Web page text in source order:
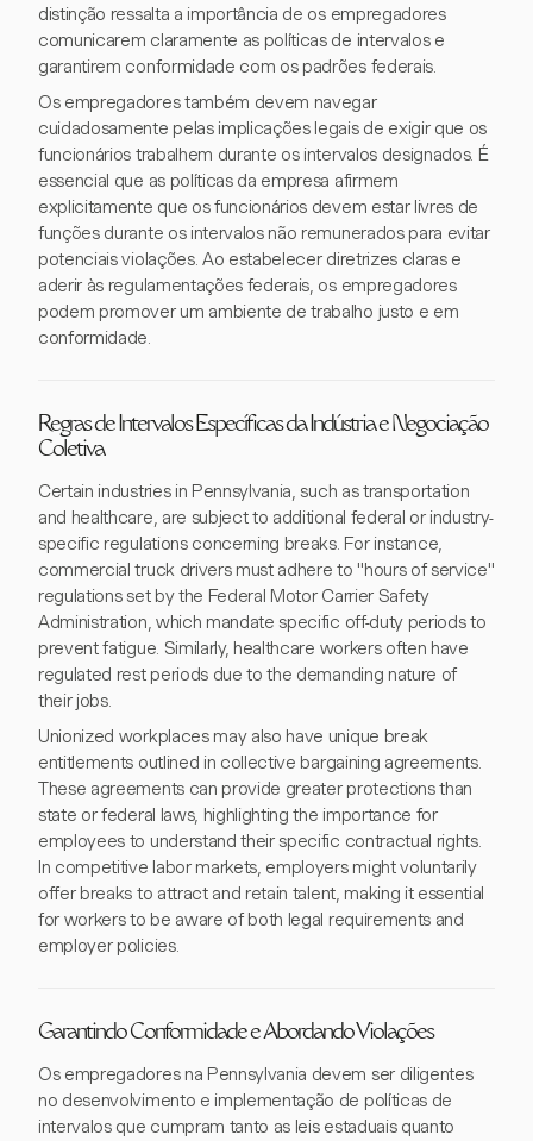
distinção ressalta a importância de os empregadores
comunicarem claramente as políticas de intervalos e
garantirem conformidade com os padrões federais.
Os empregadores também devem navegar
cuidadosamente pelas implicações legais de exigir que os
funcionários trabalhem durante os intervalos designados. É
essencial que as políticas da empresa afirmem
explicitamente que os funcionários devem estar livres de
funções durante os intervalos não remunerados para evitar
potenciais violações. Ao estabelecer diretrizes claras e
aderir às regulamentações federais, os empregadores
podem promover um ambiente de trabalho justo e em
conformidade.
Regras de Intervalos Específicas da Indústria e Negociação
Coletiva
Certain industries in Pennsylvania, such as transportation
and healthcare, are subject to additional federal or industry-
specific regulations concerning breaks. For instance,
commercial truck drivers must adhere to "hours of service"
regulations set by the Federal Motor Carrier Safety
Administration, which mandate specific off-duty periods to
prevent fatigue. Similarly, healthcare workers often have
regulated rest periods due to the demanding nature of
their jobs.
Unionized workplaces may also have unique break
entitlements outlined in collective bargaining agreements.
These agreements can provide greater protections than
state or federal laws, highlighting the importance for
employees to understand their specific contractual rights.
In competitive labor markets, employers might voluntarily
offer breaks to attract and retain talent, making it essential
for workers to be aware of both legal requirements and
employer policies.
Garantindo Conformidade e Abordando Violações
Os empregadores na Pennsylvania devem ser diligentes
no desenvolvimento e implementação de políticas de
intervalos que cumpram tanto as leis estaduais quanto